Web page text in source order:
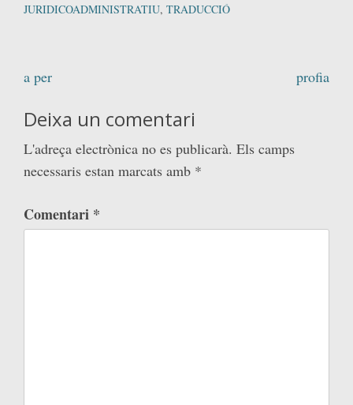
JURIDICOADMINISTRATIU, TRADUCCIÓ
Navegació
a per profia
Deixa un comentari
L'adreça electrònica no es publicarà. Els camps
necessaris estan marcats amb *
Comentari *